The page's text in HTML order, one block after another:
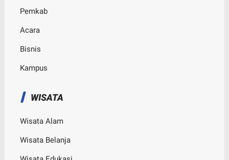
Pemkab
Acara
Bisnis
Kampus
WISATA
Wisata Alam
Wisata Belanja